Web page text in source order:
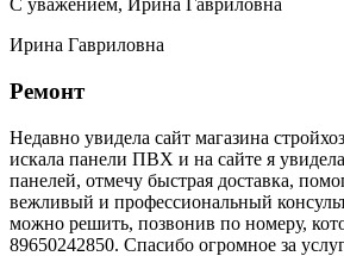
С уважением, Ирина Гавриловна
Ирина Гавриловна
Ремонт
Недавно увидела сайт магазина
искала панели ПВХ и на сайте я
панелей, отмечу быстрая доставка,
вежливый и профессиональный
можно решить, позвонив по номеру,
89650242850. Спасибо огромное за